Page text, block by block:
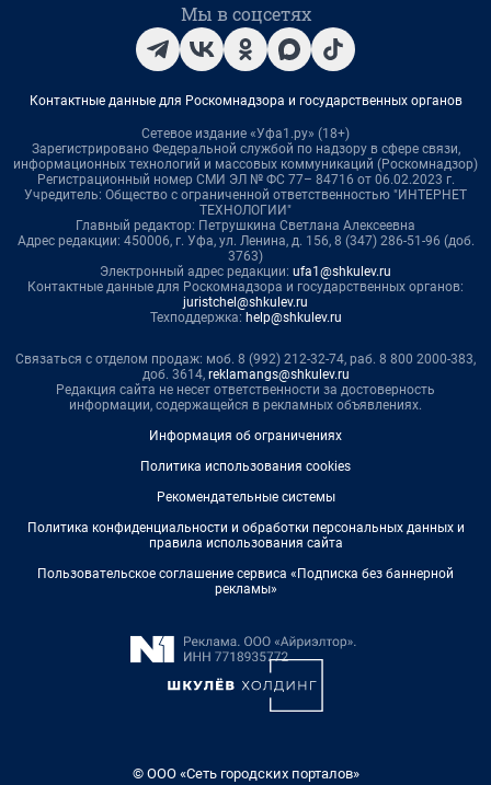
Мы в соцсетях
Контактные данные для Роскомнадзора и государственных органов
Сетевое издание «Уфа1.ру» (18+)
Зарегистрировано Федеральной службой по надзору в сфере связи,
информационных технологий и массовых коммуникаций (Роскомнадзор)
Регистрационный номер СМИ ЭЛ № ФС 77– 84716 от 06.02.2023 г.
Учредитель: Общество с ограниченной ответственностью "ИНТЕРНЕТ
ТЕХНОЛОГИИ"
Главный редактор: Петрушкина Светлана Алексеевна
Адрес редакции: 450006, г. Уфа, ул. Ленина, д. 156, 8 (347) 286-51-96 (доб.
3763)
Электронный адрес редакции: ufa1@shkulev.ru
Контактные данные для Роскомнадзора и государственных органов:
juristchel@shkulev.ru
Техподдержка: help@shkulev.ru
Связаться с отделом продаж: моб. 8 (992) 212-32-74, раб. 8 800 2000-383,
доб. 3614, reklamangs@shkulev.ru
Редакция сайта не несет ответственности за достоверность
информации, содержащейся в рекламных объявлениях.
Информация об ограничениях
Политика использования cookies
Рекомендательные системы
Политика конфиденциальности и обработки персональных данных и
правила использования сайта
Пользовательское соглашение сервиса «Подписка без баннерной
рекламы»
© ООО «Сеть городских порталов»